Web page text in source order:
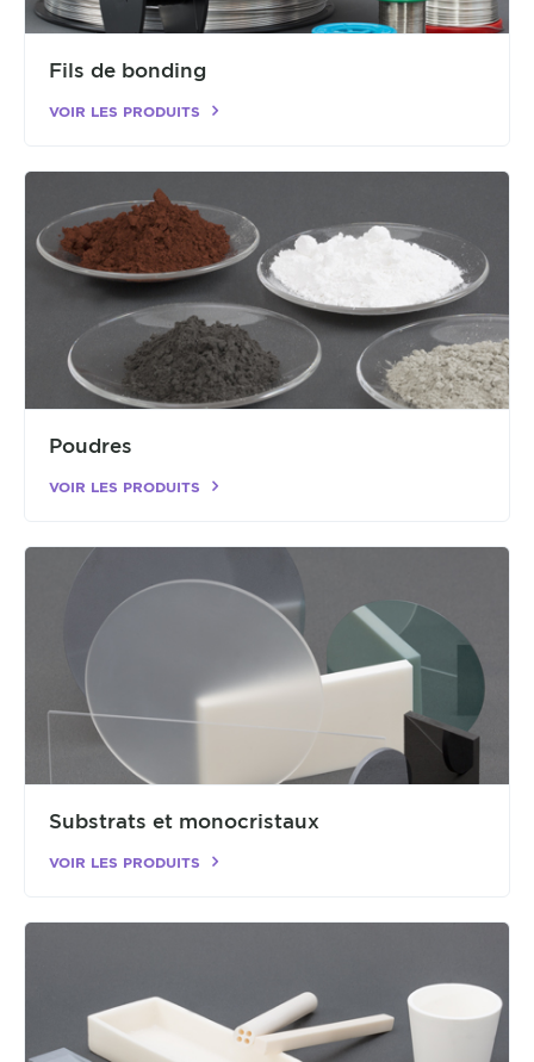
Fils de bonding
VOIR LES PRODUITS
Poudres
VOIR LES PRODUITS
Substrats et monocristaux
VOIR LES PRODUITS